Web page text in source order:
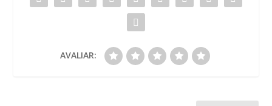
AVALIAR: